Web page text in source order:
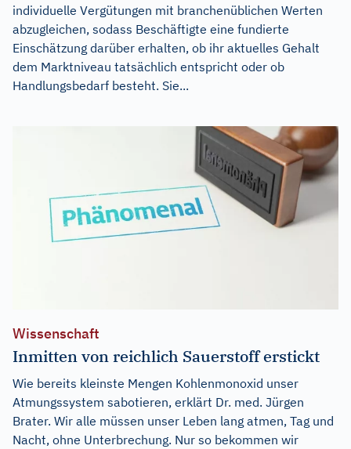
individuelle Vergütungen mit branchenüblichen Werten
abzugleichen, sodass Beschäftigte eine fundierte
Einschätzung darüber erhalten, ob ihr aktuelles Gehalt
dem Marktniveau tatsächlich entspricht oder ob
Handlungsbedarf besteht. Sie...
Wissenschaft
Inmitten von reichlich Sauerstoff erstickt
Wie bereits kleinste Mengen Kohlenmonoxid unser
Atmungssystem sabotieren, erklärt Dr. med. Jürgen
Brater. Wir alle müssen unser Leben lang atmen, Tag und
Nacht, ohne Unterbrechung. Nur so bekommen wir